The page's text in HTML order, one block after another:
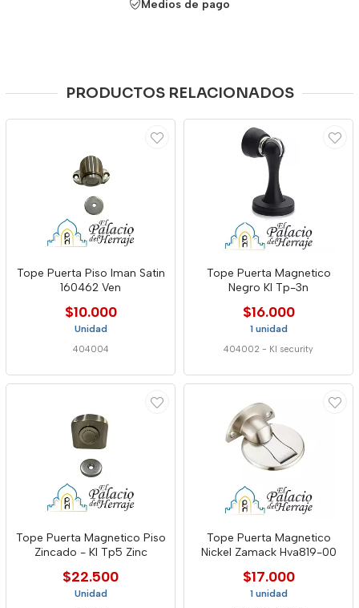
Medios de pago
PRODUCTOS RELACIONADOS
Tope Puerta Piso Iman Satin
160462 Ven
$10.000
Unidad
404004
Tope Puerta Magnetico
Negro Kl Tp-3n
$16.000
1 unidad
404002 - Kl security
Tope Puerta Magnetico Piso
Zincado - Kl Tp5 Zinc
$22.500
Unidad
Tope Puerta Magnetico
Nickel Zamack Hva819-00
$17.000
1 unidad